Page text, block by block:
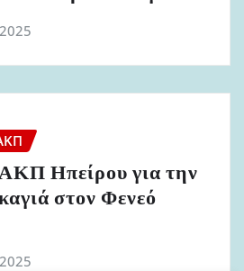
Ηπείρου για την
στον Φενεό